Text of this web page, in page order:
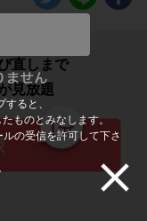
ると、
たものとみなします。
の受信を許可して下さ
直しまで
見放題